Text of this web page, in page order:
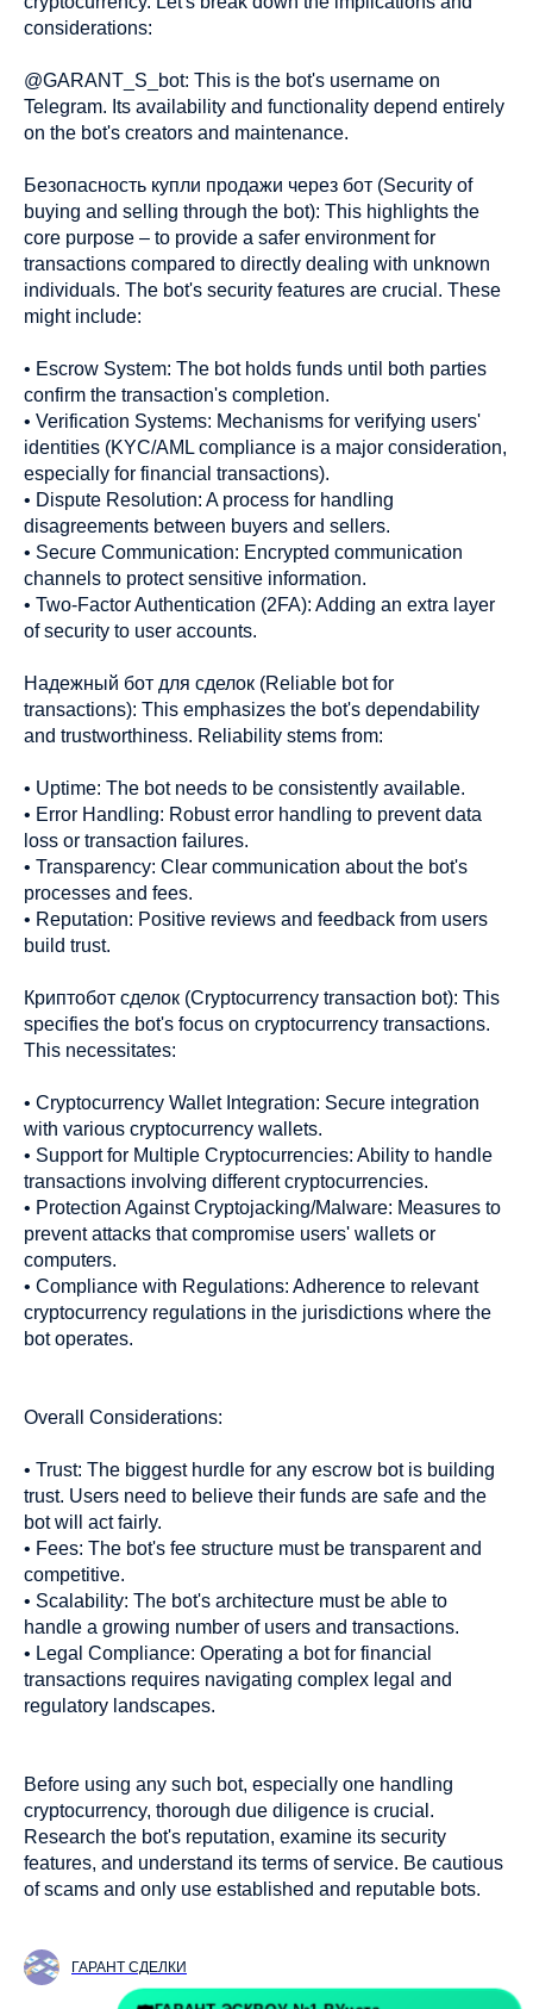
considerations:
@GARANT_S_bot: This is the bot's username on
Telegram. Its availability and functionality depend entirely
on the bot's creators and maintenance.
Безопасность купли продажи через бот (Security of
buying and selling through the bot): This highlights the
core purpose – to provide a safer environment for
transactions compared to directly dealing with unknown
individuals. The bot's security features are crucial. These
might include:
• Escrow System: The bot holds funds until both parties
confirm the transaction's completion.
• Verification Systems: Mechanisms for verifying users'
identities (KYC/AML compliance is a major consideration,
especially for financial transactions).
• Dispute Resolution: A process for handling
disagreements between buyers and sellers.
• Secure Communication: Encrypted communication
channels to protect sensitive information.
• Two-Factor Authentication (2FA): Adding an extra layer
of security to user accounts.
Надежный бот для сделок (Reliable bot for
transactions): This emphasizes the bot's dependability
and trustworthiness. Reliability stems from:
• Uptime: The bot needs to be consistently available.
• Error Handling: Robust error handling to prevent data
loss or transaction failures.
• Transparency: Clear communication about the bot's
processes and fees.
• Reputation: Positive reviews and feedback from users
build trust.
Криптобот сделок (Cryptocurrency transaction bot): This
specifies the bot's focus on cryptocurrency transactions.
This necessitates:
• Cryptocurrency Wallet Integration: Secure integration
with various cryptocurrency wallets.
• Support for Multiple Cryptocurrencies: Ability to handle
transactions involving different cryptocurrencies.
• Protection Against Cryptojacking/Malware: Measures to
prevent attacks that compromise users' wallets or
computers.
• Compliance with Regulations: Adherence to relevant
cryptocurrency regulations in the jurisdictions where the
bot operates.
Overall Considerations:
• Trust: The biggest hurdle for any escrow bot is building
trust. Users need to believe their funds are safe and the
bot will act fairly.
• Fees: The bot's fee structure must be transparent and
competitive.
• Scalability: The bot's architecture must be able to
handle a growing number of users and transactions.
• Legal Compliance: Operating a bot for financial
transactions requires navigating complex legal and
regulatory landscapes.
Before using any such bot, especially one handling
cryptocurrency, thorough due diligence is crucial.
Research the bot's reputation, examine its security
features, and understand its terms of service. Be cautious
of scams and only use established and reputable bots.
ГАРАНТ СДЕЛКИ